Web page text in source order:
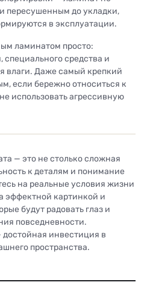
пересушенным до укладки,
в эксплуатации.
ламинатом просто:
специального средства и
влаги. Даже самый крепкий
если бережно относиться к
использовать агрессивную
— это не столько сложная
к деталям и понимание
на реальные условия жизни
эффектной картинкой и
будут радовать глаз и
повседневности.
инвестиция в
пространства.